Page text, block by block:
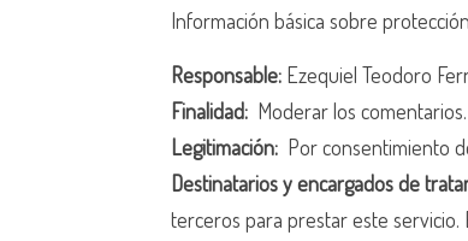
Información básica sobre
Responsable: Ezequiel Teodoro
Finalidad: Moderar los comentarios.
Legitimación: Por consentimiento
Destinatarios y encargados de
terceros para prestar este